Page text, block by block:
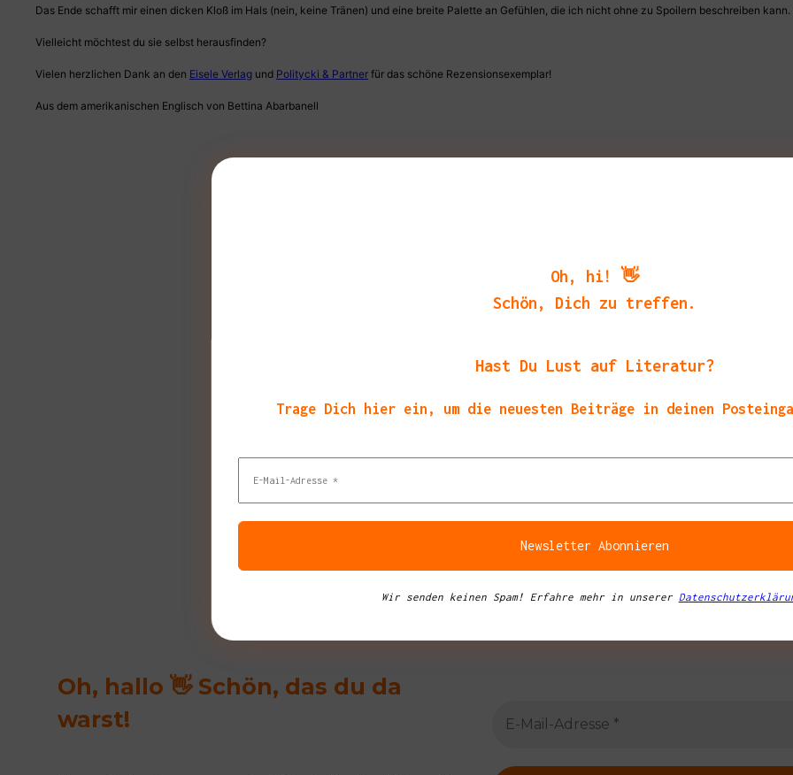
Das Ende schafft mir einen dicken Kloß im Hals (nein, keine Tränen) und eine breite Palette an Gefühlen, die ich nicht ohne zu Spoilern beschreiben kann.
Vielleicht möchtest du sie selbst herausfinden?
Vielen herzlichen Dank an den Eisele Verlag und Politycki & Partner für das schöne Rezensionsexemplar!
Aus dem amerikanischen Englisch von Bettina Abarbanell
Oh, hallo 👋 Schön, das du da
warst!
Oh, hi! 👋
Schön, Dich zu treffen.
Hast Du Lust auf Literatur?
Trage Dich hier ein, um die neuesten Beiträge in deinen
Wir senden keinen Spam! Erfahre mehr in unserer